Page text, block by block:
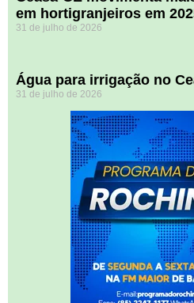
em hortigranjeiros em
31 de julho de 2026
Água para irrigação no
31 de julho de 2026